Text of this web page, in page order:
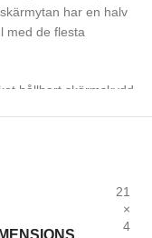
har en halv
med de flesta
hållbart skärmskydd
21
×
4